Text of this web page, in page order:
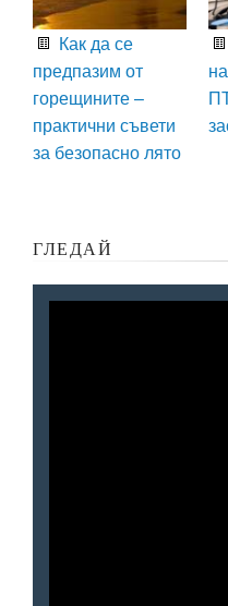
Как да се
предпазим от
горещините –
практични съвети
за безопасно лято
ГЛЕДАЙ